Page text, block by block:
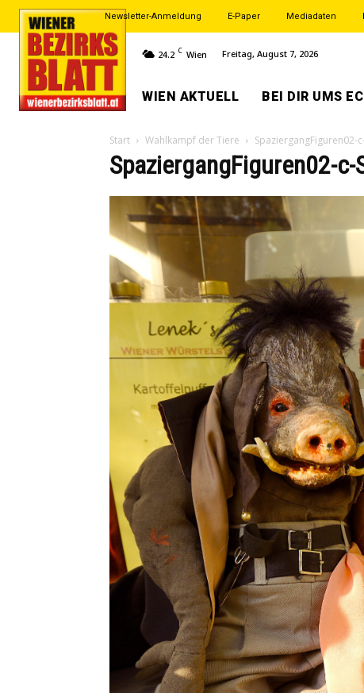
Newsletter-Anmeldung E-Paper Mediadaten
24.2 C Wien Freitag, August 7, 2026
WIEN AKTUELL BEI DIR UMS
Start Wahlkampf der Tiere SpaziergangFiguren02-
SpaziergangFiguren02-